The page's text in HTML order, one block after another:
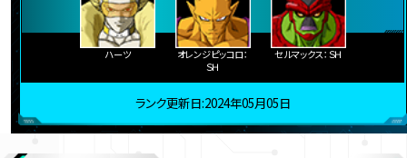
ハーツ
オレンジピッコロ：
ＳＨ
セルマックス：ＳＨ
ランク更新日:2024年05月05日